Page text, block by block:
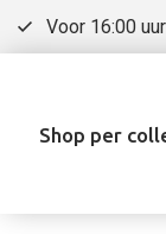
Voor 16:00
Shop per